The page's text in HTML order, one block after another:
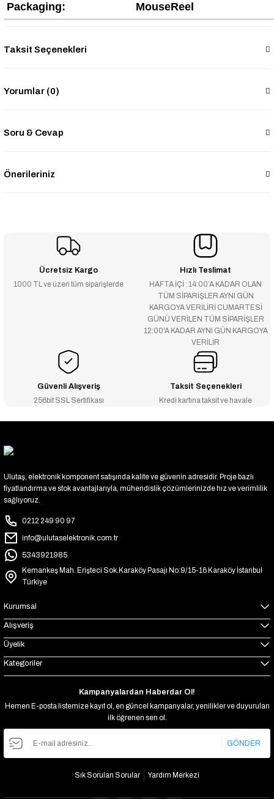
Packaging: MouseReel
Taksit Seçenekleri
Yorumlar (0)
Soru & Cevap
Önerileriniz
Ücretsiz Kargo
1000 TL ve üzeri tüm siparişlerde
Hızlı Teslimat
HAFTA İÇİ : 14:00’A KADAR OLAN
TÜM SİPARİŞLER AYNI GÜN
KARGOYA VERİLİRİ CUMARTESİ
GÜNÜ VERİLEN TÜM SİPARİŞLER
12:00'A KADAR AYNI GÜN KARGOYA
VERİLİR
Güvenli Alışveriş
256bit SSL Sertifikası
Taksit Seçenekleri
Kredi kartına taksit ve havale
Ulutaş, elektronik komponent satışında kalite ve güvenin adresidir. Proje bazlı
fiyatlandırma ve stok avantajlarıyla, mühendislik çözümlerinizde hız ve verimlilik
sağlıyoruz.
0212 249 90 97
info@ulutaselektronik.com.tr
5343921985
Kemankeş Mah. Erişteci Sok.Karaköy Pasajı No:9/15-16 Karaköy İstanbul
Türkiye
Kurumsal
Alışveriş
Üyelik
Kategoriler
Kampanyalardan Haberdar Ol!
Hemen E-posta listemize kayıt ol, en güncel kampanyalar, yenilikler ve duyuruları
ilk öğrenen sen ol.
GÖNDER
Sık Sorulan Sorular Yardım Merkezi